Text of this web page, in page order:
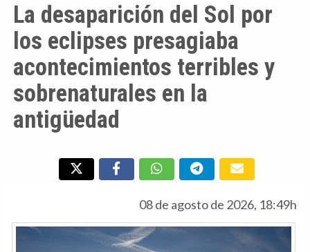
La desaparición del Sol por
los eclipses presagiaba
acontecimientos terribles y
sobrenaturales en la
antigüedad
08 de agosto de 2026, 18:49h